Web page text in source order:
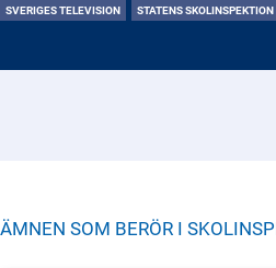
SVERIGES TELEVISION STATENS SKOLINSPEKTION
ÄMNEN SOM BERÖR I